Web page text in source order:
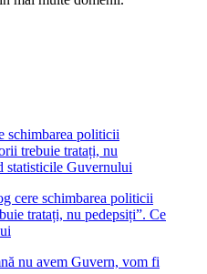
cere schimbarea politicii
tratați, nu pedepsiți”. Ce